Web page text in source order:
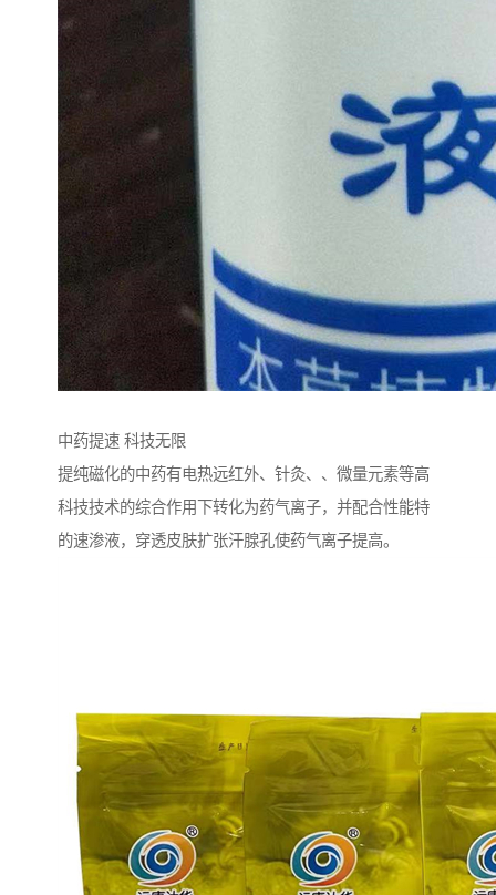
中药提速 科技无限
提纯磁化的中药有电热远红外、针灸、、微量元素等高
科技技术的综合作用下转化为药气离子，并配合性能特
的速渗液，穿透皮肤扩张汗腺孔使药气离子提高。